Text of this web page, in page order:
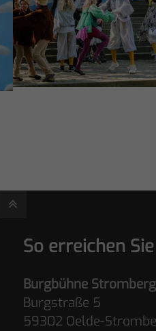
So erreichen
Burgbühne Stromberg
Burgstraße 5
59302 Oelde-